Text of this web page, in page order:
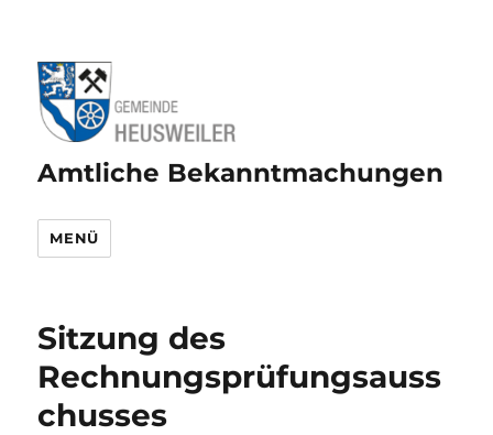
Amtliche Bekanntmachungen
MENÜ
Sitzung des
Rechnungsprüfungsauss
chusses